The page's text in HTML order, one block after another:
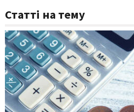
Статті на тему